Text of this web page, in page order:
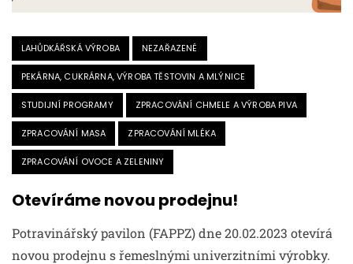
LAHŮDKÁŘSKÁ VÝROBA NEZAŘAZENÉ
PEKÁRNA, CUKRÁRNA, VÝROBA TĚSTOVIN A MLÝNICE
STUDIJNÍ PROGRAMY ZPRACOVÁNÍ CHMELE A VÝROBA PIVA
ZPRACOVÁNÍ MASA ZPRACOVÁNÍ MLÉKA
ZPRACOVÁNÍ OVOCE A ZELENINY
Otevíráme novou prodejnu!
Potravinářský pavilon (FAPPZ) dne 20.02.2023 otevírá
novou prodejnu s řemeslnými univerzitními výrobky.